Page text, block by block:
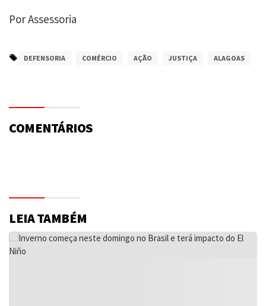
Por Assessoria
DEFENSORIA COMÉRCIO AÇÃO JUSTIÇA ALAGOAS
COMENTÁRIOS
LEIA TAMBÉM